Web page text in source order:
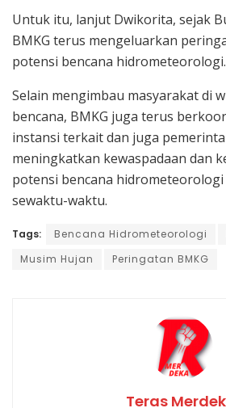
Untuk itu, lanjut Dwikorita, sejak
BMKG terus mengeluarkan
potensi bencana hidrometeorologi.
Selain mengimbau masyarakat di
bencana, BMKG juga terus
instansi terkait dan juga
meningkatkan kewaspadaan dan
potensi bencana
sewaktu-waktu.
Tags: Bencana Hidrometeorologi
Musim Hujan
Peringatan BMKG
Teras